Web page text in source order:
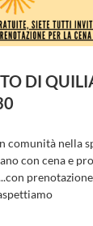
DI
comunità nella
con cena e